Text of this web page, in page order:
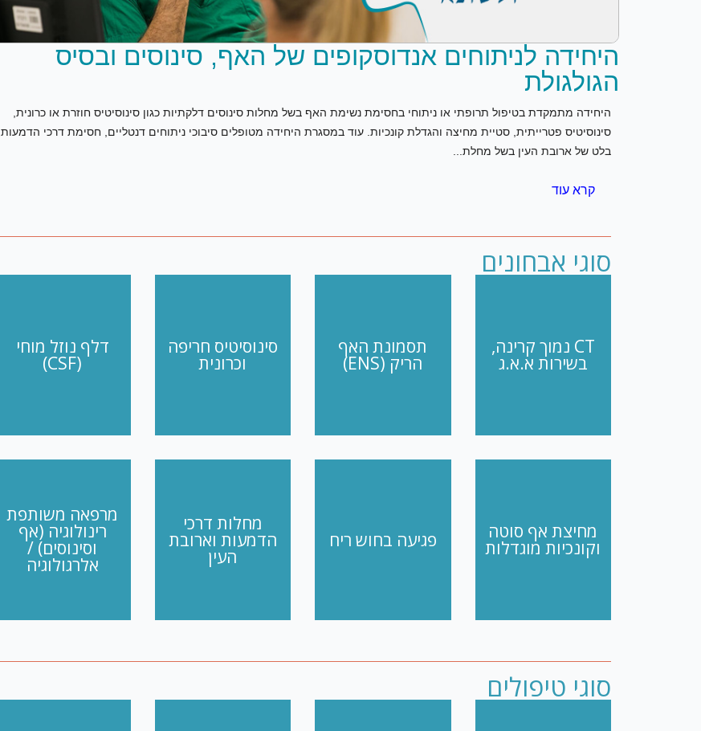
היחידה לניתוחים אנדוסקופים של האף, סינוסים ובסיס
הגולגולת
היחידה מתמקדת בטיפול תרופתי או ניתוחי בחסימת נשימת האף בשל מחלות סינוסים דלקתיות כגון סינוסיטיס חוזרת או כרונית,
סינוסיטיס פטרייתית, סטיית מחיצה והגדלת קונכיות. עוד במסגרת היחידה מטופלים סיבוכי ניתוחים דנטליים, חסימת דרכי הדמעות,
בלט של ארובת העין בשל מחלת...
קרא עוד
סוגי אבחונים
CT נמוך קרינה,
בשירות א.א.ג
תסמונת האף
הריק (ENS)
סינוסיטיס חריפה
וכרונית
דלף נוזל מוחי
(CSF)
מחיצת אף סוטה
וקונכיות מוגדלות פגיעה בחוש ריח
מחלות דרכי
הדמעות וארובת
העין
מרפאה משותפת
רינולוגיה (אף
וסינוסים) /
אלרגולוגיה
סוגי טיפולים